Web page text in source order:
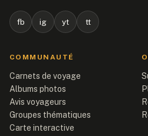
fb ig yt tt
COMMUNAUTÉ
Carnets de voyage
Albums photos
Avis voyageurs
Groupes thématiques
Carte interactive